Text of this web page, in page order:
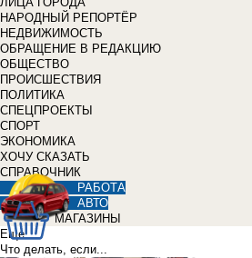
НАРОДНЫЙ РЕПОРТЁР
НЕДВИЖИМОСТЬ
ОБРАЩЕНИЕ В РЕДАКЦИЮ
ОБЩЕСТВО
ПРОИСШЕСТВИЯ
ПОЛИТИКА
СПЕЦПРОЕКТЫ
СПОРТ
ЭКОНОМИКА
ХОЧУ СКАЗАТЬ
СПРАВОЧНИК
РАБОТА
АВТО
МАГАЗИНЫ
Еще
Что делать, если...